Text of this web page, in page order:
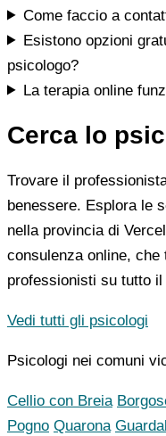
Come faccio a
Esistono opzioni
psicologo?
La terapia online
Cerca lo
Trovare il
benessere. Esplora le
nella provincia di
consulenza online,
professionisti su tutto
Vedi tutti gli psicologi
Psicologi nei comuni
Cellio con Breia
Pogno Quarona